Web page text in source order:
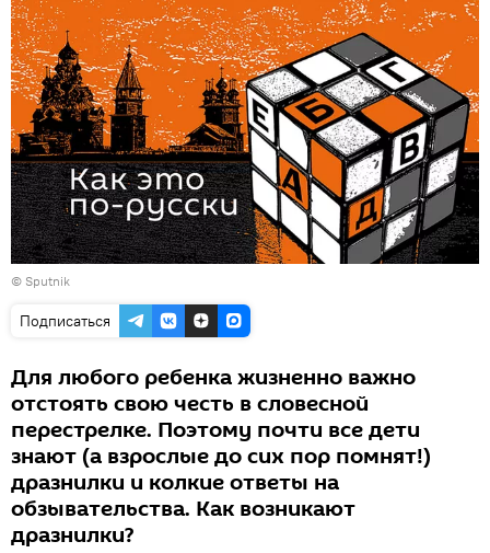
© Sputnik
Подписаться
Для любого ребенка жизненно важно
отстоять свою честь в словесной
перестрелке. Поэтому почти все дети
знают (а взрослые до сих пор помнят!)
дразнилки и колкие ответы на
обзывательства. Как возникают
дразнилки?